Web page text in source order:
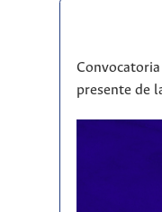
presente de